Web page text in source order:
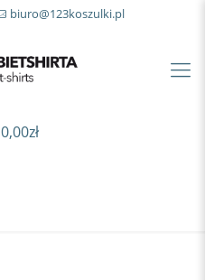
biuro@123koszulki.pl
0,00zł